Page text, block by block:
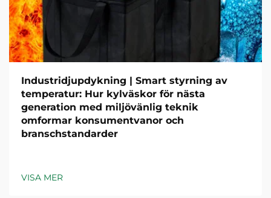
Industridjupdykning | Smart styrning av
temperatur: Hur kylväskor för nästa
generation med miljövänlig teknik
omformar konsumentvanor och
branschstandarder
VISA MER